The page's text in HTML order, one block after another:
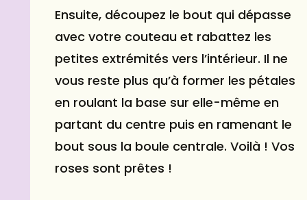
Ensuite, découpez le bout qui dépasse
avec votre couteau et rabattez les
petites extrémités vers l’intérieur. Il ne
vous reste plus qu’à former les pétales
en roulant la base sur elle-même en
partant du centre puis en ramenant le
bout sous la boule centrale. Voilà ! Vos
roses sont prêtes !